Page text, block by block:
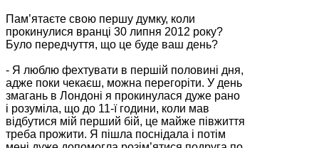
Пам’ятаєте свою першу думку, коли
прокинулися вранці 30 липня 2012 року?
Було передчуття, що це буде ваш день?
- Я люблю фехтувати в першій половині дня,
адже поки чекаєш, можна перегоріти. У день
змагань в Лондоні я прокинулася дуже рано
і розуміла, що до 11-ї години, коли мав
відбутися мій перший бій, це майже півжиття
треба прожити. Я пішла поснідала і потім